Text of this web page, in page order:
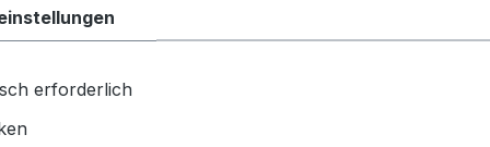
erforderlich